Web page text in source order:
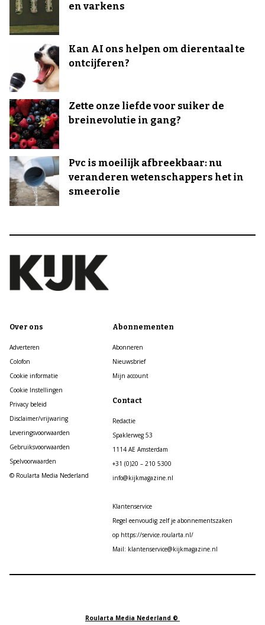
en varkens
Kan AI ons helpen om dierentaal te
ontcijferen?
Zette onze liefde voor suiker de
breinevolutie in gang?
Pvc is moeilijk afbreekbaar: nu
veranderen wetenschappers het in
smeerolie
Over ons
Adverteren
Colofon
Cookie informatie
Cookie Instellingen
Privacy beleid
Disclaimer/vrijwaring
Leveringsvoorwaarden
Gebruiksvoorwaarden
Spelvoorwaarden
© Roularta Media Nederland
Abonnementen
Abonneren
Nieuwsbrief
Mijn account
Contact
Redactie
Spaklerweg 53
1114 AE Amsterdam
+31 (0)20 – 210 5300
info@kijkmagazine.nl
Klantenservice
Regel eenvoudig zelf je abonnementszaken
op https://service.roularta.nl/
Mail: klantenservice@kijkmagazine.nl
Roularta Media Nederland ©